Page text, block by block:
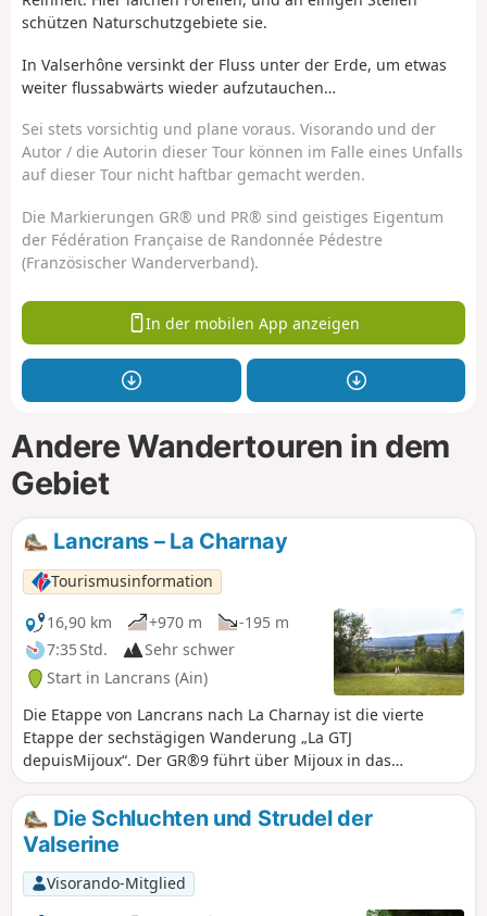
schützen Naturschutzgebiete sie.
In Valserhône versinkt der Fluss unter der Erde, um etwas
weiter flussabwärts wieder aufzutauchen…
Sei stets vorsichtig und plane voraus. Visorando und der
Autor / die Autorin dieser Tour können im Falle eines Unfalls
auf dieser Tour nicht haftbar gemacht werden.
Die Markierungen GR® und PR® sind geistiges Eigentum
der Fédération Française de Randonnée Pédestre
(Französischer Wanderverband).
In der mobilen App anzeigen
Andere Wandertouren in dem
Gebiet
Lancrans – La Charnay
Tourismusinformation
16,90 km
+970 m
-195 m
7:35 Std.
Sehr schwer
Start in Lancrans (Ain)
Die Etappe von Lancrans nach La Charnay ist die vierte
Etappe der sechstägigen Wanderung „La GTJ
depuisMijoux“. Der GR®9 führt über Mijoux in das
Departement Ain, bevor er den spektakulären Bergrücken
des Monts-Jura entlangführt und dabei den Crêt de la
Neige, den höchsten Punkt des Massivs, passiert.
Anschließend führt er hinunter nach Bellegarde-sur-
Valserine, überquert das Plateau de Retord und überwindet
den Grand Colombier. Der Weg führt weiter nach Culoz und
Die Schluchten und Strudel der
Valserine
Visorando-Mitglied